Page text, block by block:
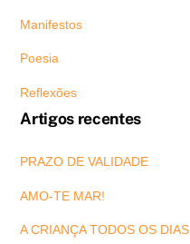
Manifestos
Poesia
Reflexões
Artigos recentes
PRAZO DE VALIDADE
AMO-TE MAR!
A CRIANÇA TODOS OS DIAS